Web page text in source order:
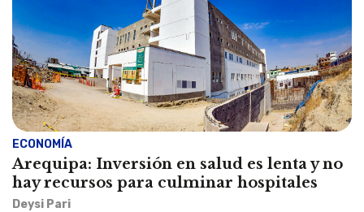
ECONOMÍA
Arequipa: Inversión en salud es lenta y no
hay recursos para culminar hospitales
Deysi Pari